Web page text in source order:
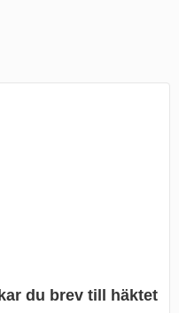
du brev till häktet